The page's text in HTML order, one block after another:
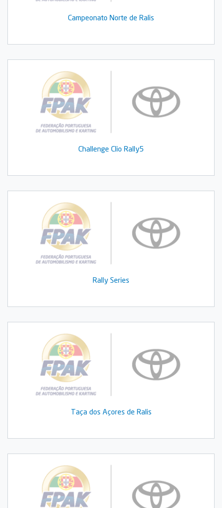
Campeonato Norte de Ralis
Challenge Clio Rally5
Rally Series
Taça dos Açores de Ralis